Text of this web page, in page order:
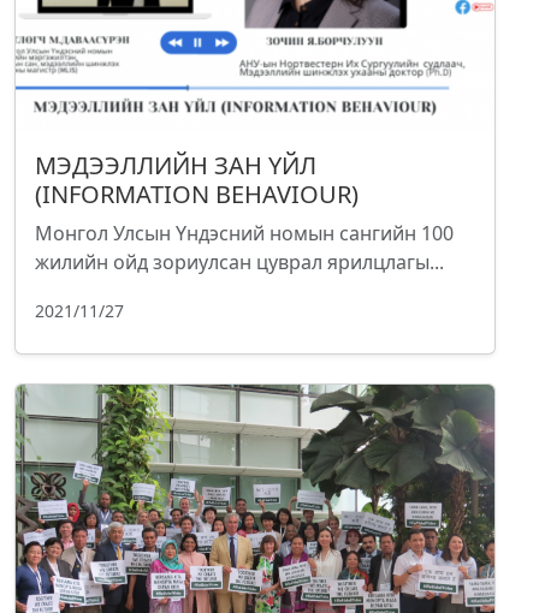
МЭДЭЭЛЛИЙН ЗАН ҮЙЛ
(INFORMATION BEHAVIOUR)
Монгол Улсын Үндэсний номын сангийн 100
жилийн ойд зориулсан цуврал ярилцлагы...
2021/11/27